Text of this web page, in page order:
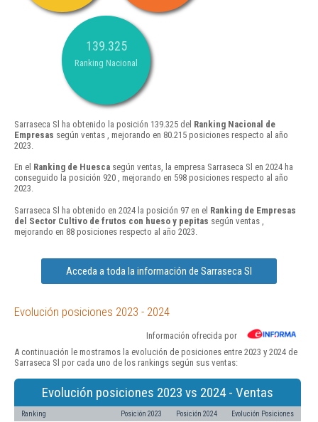
139.325
Ranking Nacional
Sarraseca Sl ha obtenido la posición 139.325 del Ranking Nacional de
Empresas según ventas , mejorando en 80.215 posiciones respecto al año
2023.
En el Ranking de Huesca según ventas, la empresa Sarraseca Sl en 2024 ha
conseguido la posición 920 , mejorando en 598 posiciones respecto al año
2023.
Sarraseca Sl ha obtenido en 2024 la posición 97 en el Ranking de Empresas
del Sector Cultivo de frutos con hueso y pepitas según ventas ,
mejorando en 88 posiciones respecto al año 2023.
Acceda a toda la información de Sarraseca Sl
Evolución posiciones 2023 - 2024
Información ofrecida por
A continuación le mostramos la evolución de posiciones entre 2023 y 2024 de
Sarraseca Sl por cada uno de los rankings según sus ventas:
Evolución posiciones 2023 vs 2024 - Ventas
Ranking Posición 2023 Posición 2024 Evolución Posiciones